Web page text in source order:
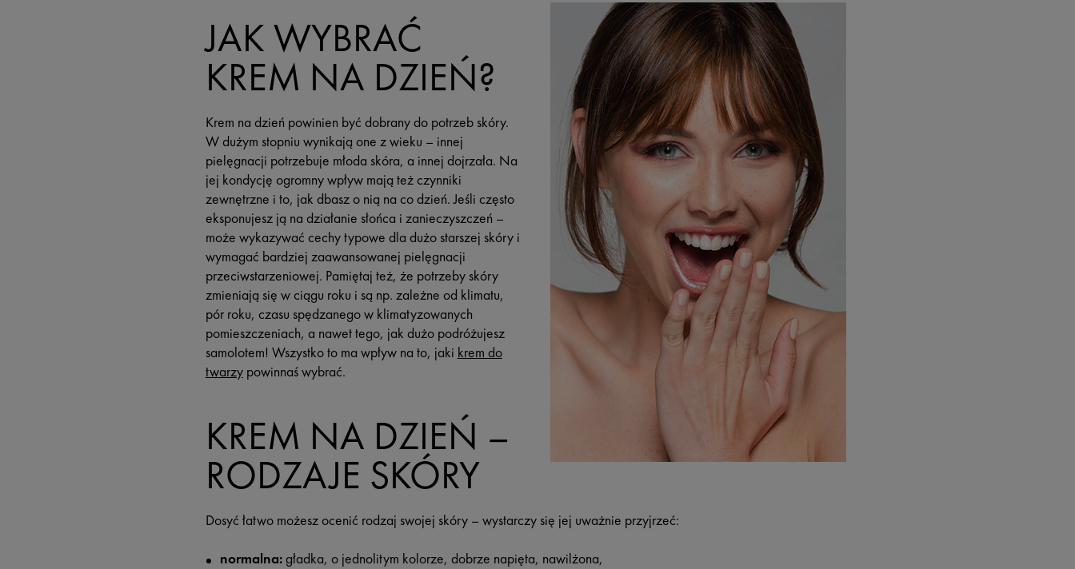
JAK WYBRAĆ
KREM NA DZIEŃ?
Krem na dzień powinien być dobrany do potrzeb skóry.
W dużym stopniu wynikają one z wieku – innej
pielęgnacji potrzebuje młoda skóra, a innej dojrzała. Na
jej kondycję ogromny wpływ mają też czynniki
zewnętrzne i to, jak dbasz o nią na co dzień. Jeśli często
eksponujesz ją na działanie słońca i zanieczyszczeń –
może wykazywać cechy typowe dla dużo starszej skóry i
wymagać bardziej zaawansowanej pielęgnacji
przeciwstarzeniowej. Pamiętaj też, że potrzeby skóry
zmieniają się w ciągu roku i są np. zależne od klimatu,
pór roku, czasu spędzanego w klimatyzowanych
pomieszczeniach, a nawet tego, jak dużo podróżujesz
samolotem! Wszystko to ma wpływ na to, jaki krem do
twarzypowinnaś wybrać.
KREM NA DZIEŃ –
RODZAJE SKÓRY
Dosyć łatwo możesz ocenić rodzaj swojej skóry – wystarczy się jej uważnie przyjrzeć:
normalna:gładka, o jednolitym kolorze, dobrze napięta, nawilżona,